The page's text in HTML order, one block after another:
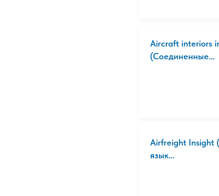
Aircraft interiors
(Соединенные...
Airfreight Insight
язык...